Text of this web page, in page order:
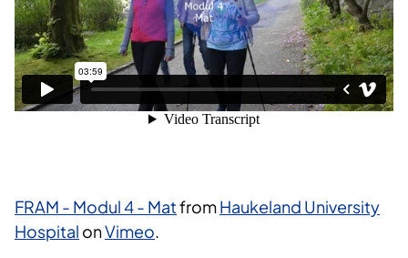
FRAM - Modul 4 - MatfromHaukeland University
Hospital onVimeo.